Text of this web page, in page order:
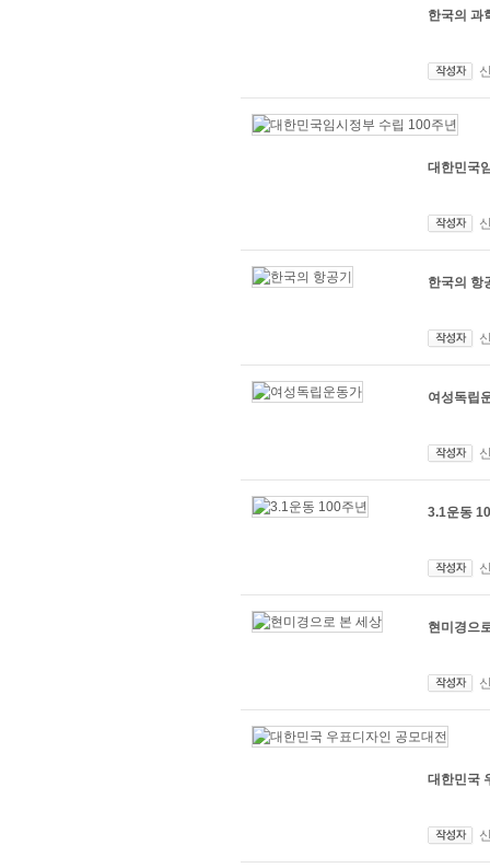
한국의 과
대한민국
한국의 항
여성독립
3.1운동
현미경으
대한민국